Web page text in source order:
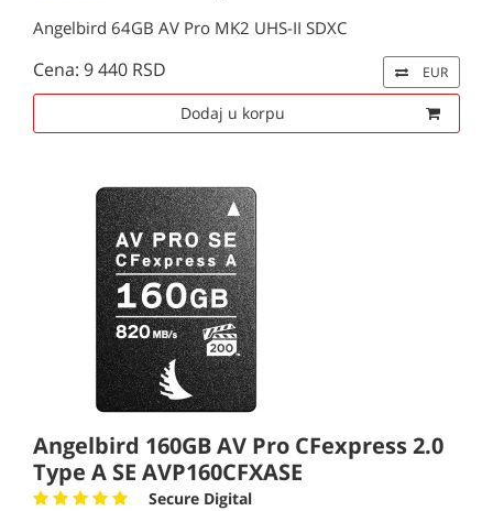
Angelbird 64GB AV Pro MK2 UHS-II SDXC
Cena: 9 440 RSD EUR
Dodaj u korpu
Angelbird 160GB AV Pro CFexpress 2.0
Type A SE AVP160CFXASE
Secure Digital